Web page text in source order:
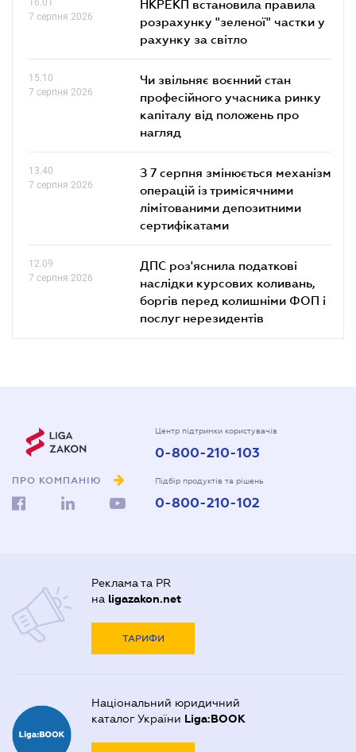
7 серпня 2026
НКРЕКП встановила правила
розрахунку "зеленої" частки у
рахунку за світло
15.10
7 серпня 2026
Чи звільняє воєнний стан
професійного учасника ринку
капіталу від положень про
нагляд
13.40
7 серпня 2026
З 7 серпня змінюється механізм
операцій із тримісячними
лімітованими депозитними
сертифікатами
12.09
7 серпня 2026
ДПС роз'яснила податкові
наслідки курсових коливань,
боргів перед колишніми ФОП і
послуг нерезидентів
ПРО КОМПАНІЮ
Центр підтримки користувачів
0-800-210-103
Підбір продуктів та рішень
0-800-210-102
Реклама та PR
на ligazakon.net
ТАРИФИ
Національний юридичний
каталог України Liga:BOOK